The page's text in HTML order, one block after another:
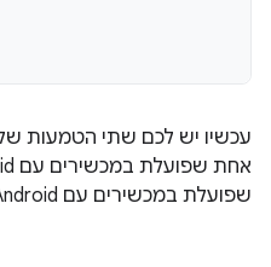
עכשיו יש לכם שתי הטמעות
שפועלת במכשירים עם Android מגרסה 3.1 עד Android 4.0.